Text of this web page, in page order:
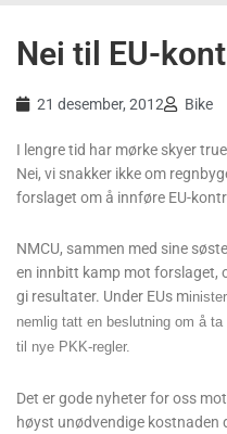
Nei til EU-
21 desember, 2012 Bike
I lengre tid har mørke skyer
Nei, vi snakker ikke om
forslaget om å innføre EU-
NMCU, sammen med sine
en innbitt kamp mot forslaget,
gi resultater. Under EUs m
nemlig tatt en beslutning om å
til nye PKK-regler.
Det er gode nyheter for oss
høyst unødvendige kostnaden